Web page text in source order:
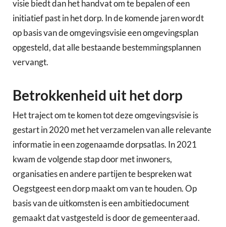
visie biedt dan het handvat om te bepalen of een
initiatief past in het dorp. In de komende jaren wordt
op basis van de omgevingsvisie een omgevingsplan
opgesteld, dat alle bestaande bestemmingsplannen
vervangt.
Betrokkenheid uit het dorp
Het traject om te komen tot deze omgevingsvisie is
gestart in 2020 met het verzamelen van alle relevante
informatie in een zogenaamde dorpsatlas. In 2021
kwam de volgende stap door met inwoners,
organisaties en andere partijen te bespreken wat
Oegstgeest een dorp maakt om van te houden. Op
basis van de uitkomsten is een ambitiedocument
gemaakt dat vastgesteld is door de gemeenteraad.